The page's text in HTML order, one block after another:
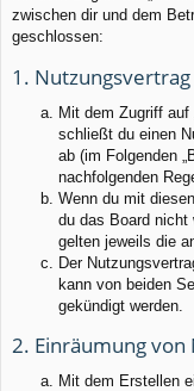
zwischen dir und dem
geschlossen:
1. Nutzungsvertrag
Mit dem Zugriff auf
schließt du einen
ab (im Folgenden
nachfolgenden
Wenn du mit
du das Board nicht
gelten jeweils die
Der
kann von beiden
gekündigt werden.
2. Einräumung
Mit dem Erstellen